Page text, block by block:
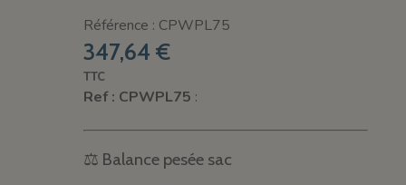
Référence : CPWPL75
347,64 €
TTC
Ref : CPWPL75 :
⚖️ Balance pesée sac